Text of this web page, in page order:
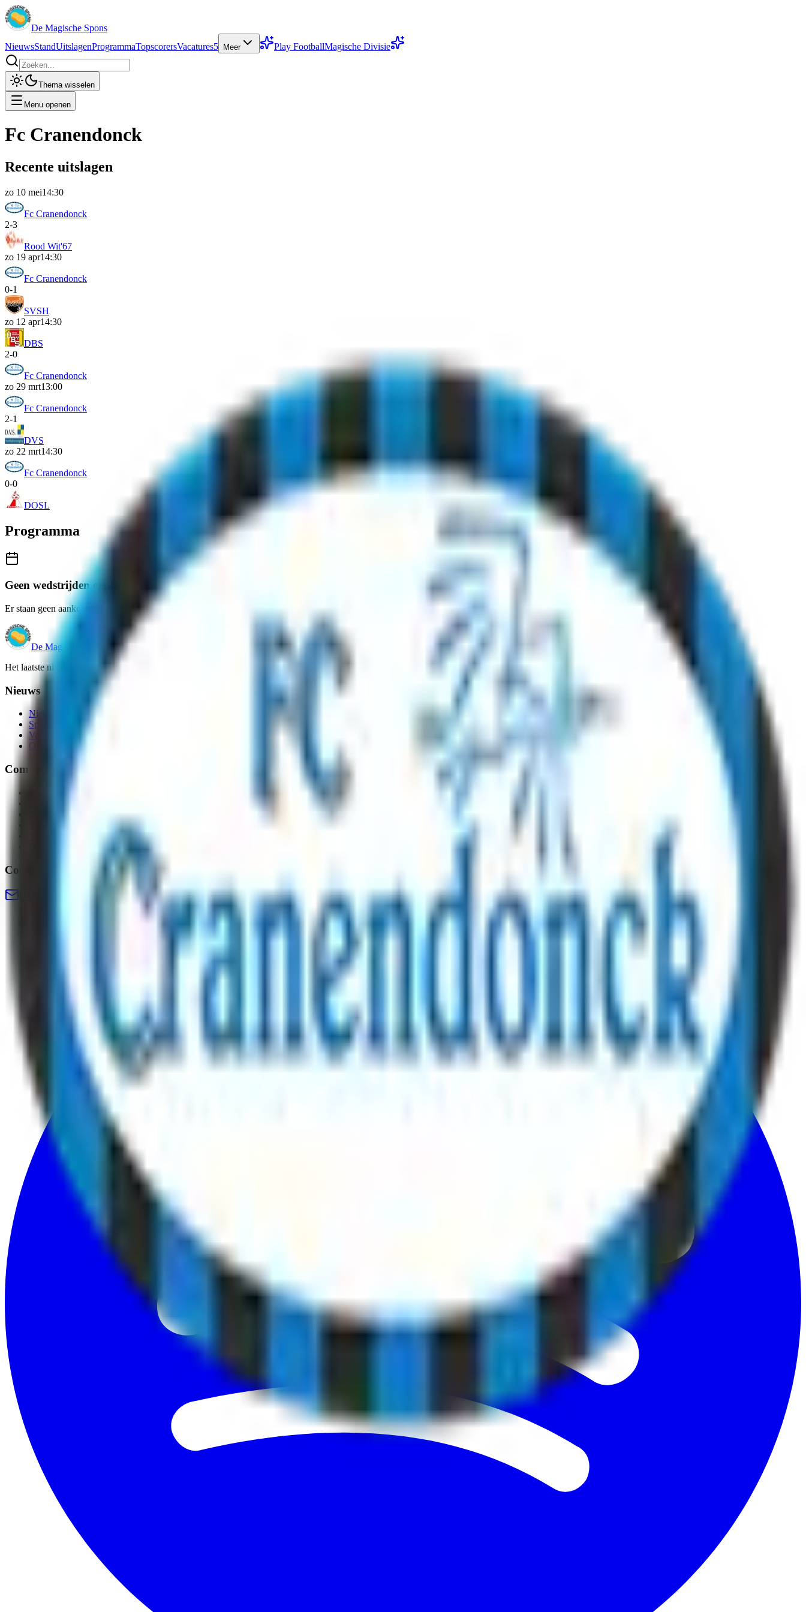
De Magische Spons
NieuwsStandUitslagenProgrammaTopscorersVacatures5 Meer Play FootballMagische Divisie
Thema wisselen
Menu openen
Fc Cranendonck
Recente uitslagen
zo 10 mei14:30
Fc Cranendonck
2-3
Rood Wit'67
zo 19 apr14:30
Fc Cranendonck
0-1
SVSH
zo 12 apr14:30
DBS
2-0
Fc Cranendonck
zo 29 mrt13:00
Fc Cranendonck
2-1
DVS
zo 22 mrt14:30
Fc Cranendonck
0-0
DOSL
Programma
Geen wedstrijden gepland
Er staan geen aankomende wedstrijden op het programma.
De Magische Spons
Het laatste nieuws en competitie-informatie van het amateurvoetbal.
Nieuws
Nieuws
Sponsoring
Vacatures
Competitie
Contact